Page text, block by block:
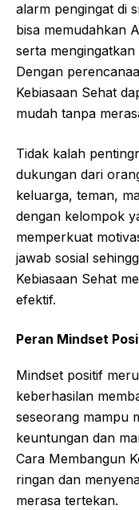
alarm pengingat di
bisa memudahkan
serta
Dengan
Kebiasaan Sehat
mudah tanpa
Tidak kalah
dukungan dari
keluarga, teman,
dengan kelompok
memperkuat
jawab sosial
Kebiasaan Sehat
efektif.
Peran Mindset
Mindset positif
keberhasilan
seseorang mampu
keuntungan dan
Cara Membangun
ringan dan
merasa tertekan.